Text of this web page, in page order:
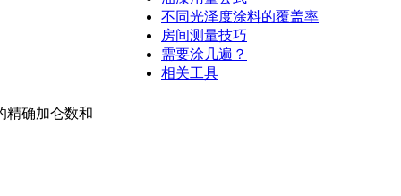
精确加仑数和
不同光泽度涂料的覆盖率
房间测量技巧
需要涂几遍？
相关工具